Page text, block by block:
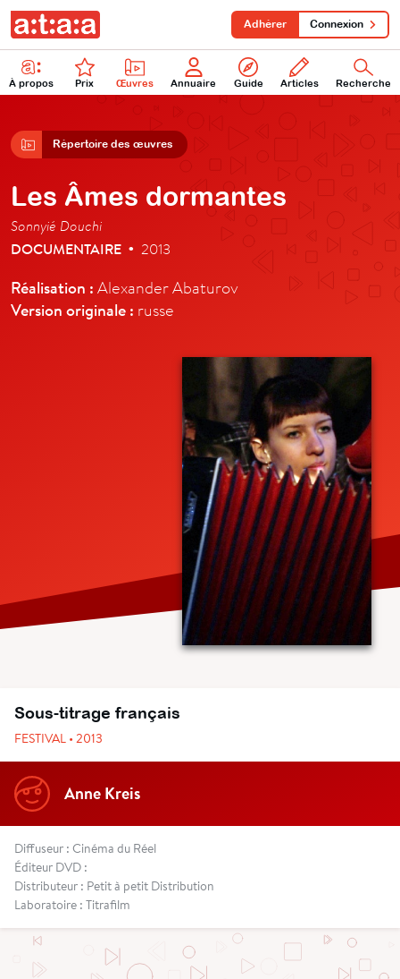
À propos Prix Œuvres Annuaire Guide Articles Recherche
Adhérer Connexion
Répertoire des œuvres
Les Âmes dormantes
Sonnyié Douchi
DOCUMENTAIRE • 2013
Réalisation : Alexander Abaturov
Version originale : russe
Sous-titrage français
FESTIVAL • 2013
Anne Kreis
Diffuseur : Cinéma du Réel
Éditeur DVD :
Distributeur : Petit à petit Distribution
Laboratoire : Titrafilm